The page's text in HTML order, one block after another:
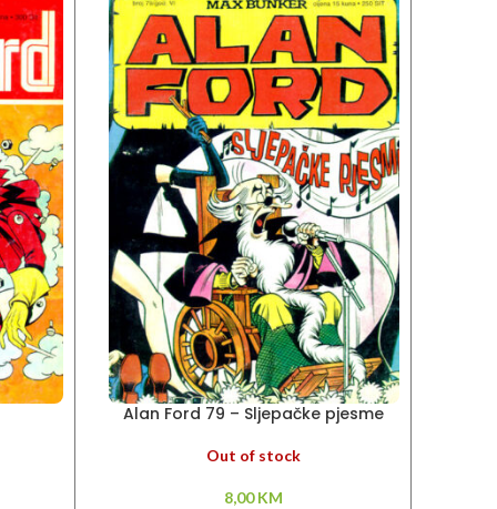
Alan Ford 79 – Sljepačke pjesme
Out of stock
8,00KM